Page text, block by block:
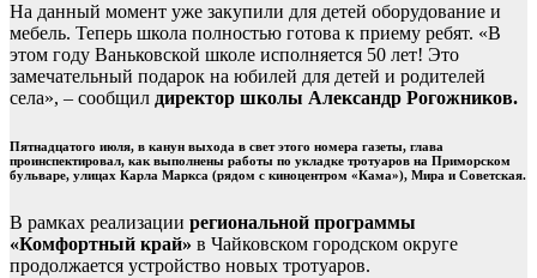
На данный момент уже закупили для детей оборудование и
мебель. Теперь школа полностью готова к приему ребят. «В
этом году Ваньковской школе исполняется 50 лет! Это
замечательный подарок на юбилей для детей и родителей
села», – сообщил директор школы Александр Рогожников.
Пятнадцатого июля, в канун выхода в свет этого номера газеты, глава
проинспектировал, как выполнены работы по укладке тротуаров на Приморском
бульваре, улицах Карла Маркса (рядом с киноцентром «Кама»), Мира и Советская.
В рамках реализации региональной программы
«Комфортный край» в Чайковском городском округе
продолжается устройство новых тротуаров.